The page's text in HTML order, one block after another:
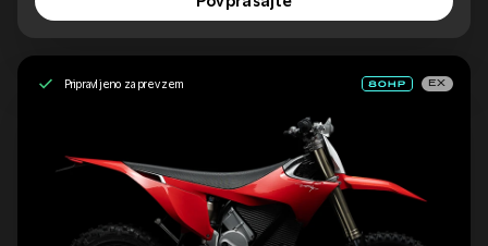
Pripravljeno za prevzem EX